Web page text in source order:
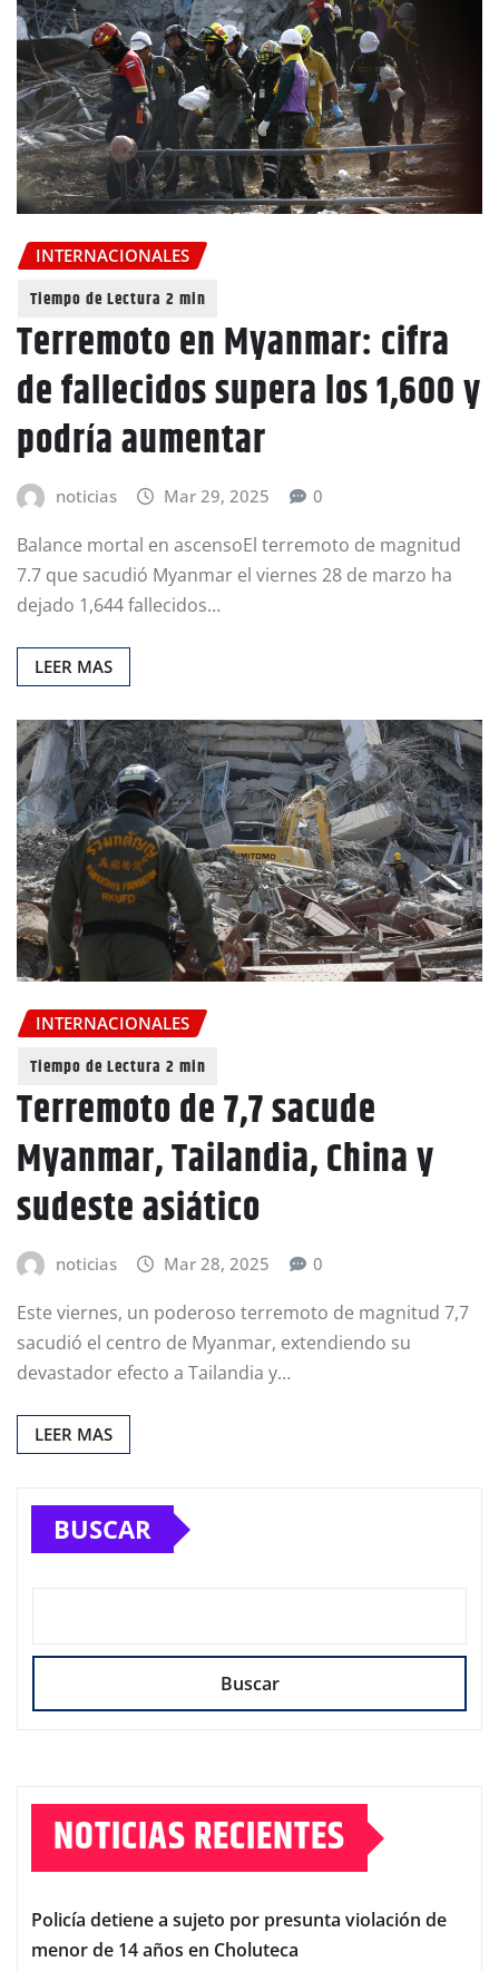
INTERNACIONALES
Terremoto en Myanmar: cifra
de fallecidos supera los 1,600 y
podría aumentar
noticias Mar 29, 2025 0
Balance mortal en ascensoEl terremoto de magnitud
7.7 que sacudió Myanmar el viernes 28 de marzo ha
dejado 1,644 fallecidos…
LEER MAS
INTERNACIONALES
Terremoto de 7,7 sacude
Myanmar, Tailandia, China y
sudeste asiático
noticias Mar 28, 2025 0
Este viernes, un poderoso terremoto de magnitud 7,7
sacudió el centro de Myanmar, extendiendo su
devastador efecto a Tailandia y…
LEER MAS
BUSCAR
Buscar
NOTICIAS RECIENTES
Policía detiene a sujeto por presunta violación de
menor de 14 años en Choluteca